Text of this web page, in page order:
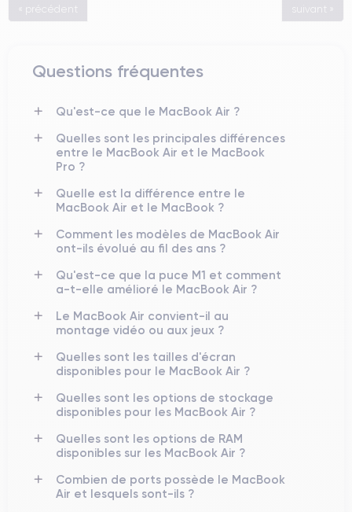
« précédent suivant »
Questions fréquentes
Qu'est-ce que le MacBook Air ?
Quelles sont les principales différences
entre le MacBook Air et le MacBook
Pro ?
Quelle est la différence entre le
MacBook Air et le MacBook ?
Comment les modèles de MacBook Air
ont-ils évolué au fil des ans ?
Qu'est-ce que la puce M1 et comment
a-t-elle amélioré le MacBook Air ?
Le MacBook Air convient-il au
montage vidéo ou aux jeux ?
Quelles sont les tailles d'écran
disponibles pour le MacBook Air ?
Quelles sont les options de stockage
disponibles pour les MacBook Air ?
Quelles sont les options de RAM
disponibles sur les MacBook Air ?
Combien de ports possède le MacBook
Air et lesquels sont-ils ?